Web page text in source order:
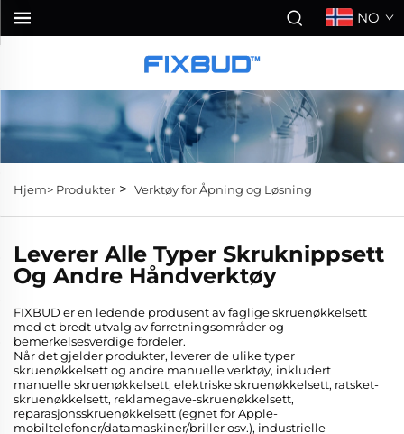
NO
Hjem> Produkter > Verktøy for Åpning og Løsning
Leverer Alle Typer Skruknippsett
Og Andre Håndverktøy
FIXBUD er en ledende produsent av faglige skruenøkkelsett
med et bredt utvalg av forretningsområder og
bemerkelsesverdige fordeler.
Når det gjelder produkter, leverer de ulike typer
skruenøkkelsett og andre manuelle verktøy, inkludert
manuelle skruenøkkelsett, elektriske skruenøkkelsett, ratsket-
skruenøkkelsett, reklamegave-skruenøkkelsett,
reparasjonsskruenøkkelsett (egnet for Apple-
mobiltelefoner/datamaskiner/briller osv.), industrielle